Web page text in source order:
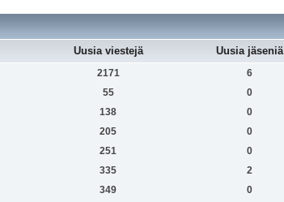
Uusia viestejä Uusia jäseniä
2171 6
55 0
138 0
205 0
251 0
335 2
349 0